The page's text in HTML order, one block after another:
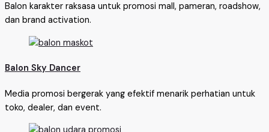
Balon karakter raksasa untuk promosi mall, pameran, roadshow,
dan brand activation.
Balon Sky Dancer
Media promosi bergerak yang efektif menarik perhatian untuk
toko, dealer, dan event.